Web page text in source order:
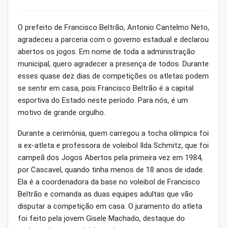
O prefeito de Francisco Beltrão, Antonio Cantelmo Neto,
agradeceu a parceria com o governo estadual e declarou
abertos os jogos. Em nome de toda a administração
municipal, quero agradecer a presença de todos. Durante
esses quase dez dias de competições os atletas podem
se sentir em casa, pois Francisco Beltrão é a capital
esportiva do Estado neste período. Para nós, é um
motivo de grande orgulho.
Durante a cerimônia, quem carregou a tocha olímpica foi
a ex-atleta e professora de voleibol Ilda Schmitz, que foi
campeã dos Jogos Abertos pela primeira vez em 1984,
por Cascavel, quando tinha menos de 18 anos de idade.
Ela é a coordenadora da base no voleibol de Francisco
Beltrão e comanda as duas equipes adultas que vão
disputar a competição em casa. O juramento do atleta
foi feito pela jovem Gisele Machado, destaque do